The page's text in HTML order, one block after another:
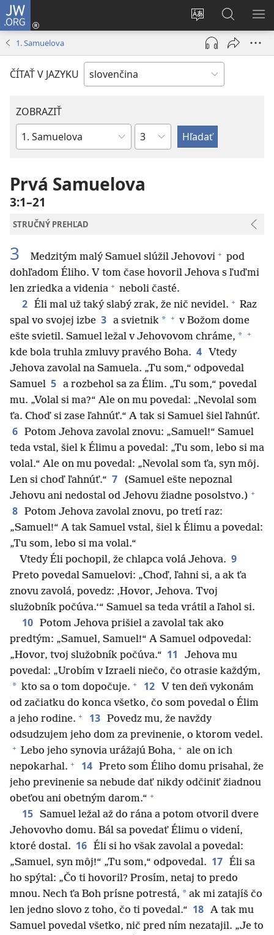
JW.ORG
Zmeniť
jazyk
stránky
Prihlásiť
sa
(otvorí
okno)
na
JW.ORG
1. Samuelova
ČÍTAŤ V JAZYKU
ZOBRAZIŤ
Biblická
Kapitola
Prvá Samuelova
3:1–21
STRUČNÝ PREHĽAD
3 Medzitým malý Samuel slúžil Jehovovi + pod
dohľadom Éliho. V tom čase hovoril Jehova s ľuďmi
len zriedka a videnia + neboli časté.
2 Éli mal už taký slabý zrak, že nič nevidel. + Raz
spal vo svojej izbe 3 a svietnik * + v Božom dome
ešte svietil. Samuel ležal v Jehovovom chráme, * +
kde bola truhla zmluvy pravého Boha. 4
Vtedy
Jehova zavolal na Samuela. „Tu som,“ odpovedal
Samuel 5 a rozbehol sa za Élim. „Tu som,“ povedal
mu. „Volal si ma?“ Ale on mu povedal: „Nevolal som
ťa. Choď si zase ľahnúť.“ A tak si Samuel šiel ľahnúť.
6 Potom Jehova zavolal znovu: „Samuel!“ Samuel
teda vstal, šiel k Élimu a povedal: „Tu som, lebo si ma
volal.“ Ale on mu povedal: „Nevolal som ťa, syn môj.
Len si choď ľahnúť.“ 7
(Samuel ešte nepoznal
Jehovu ani nedostal od Jehovu žiadne posolstvo.) +
8 Potom Jehova zavolal znovu, po tretí raz:
„Samuel!“ A tak Samuel vstal, šiel k Élimu a povedal:
„Tu som, lebo si ma volal.“
Vtedy Éli pochopil, že chlapca volá Jehova. 9
Preto povedal Samuelovi: „Choď, ľahni si, a ak ťa
znovu zavolá, povedz: ‚Hovor, Jehova. Tvoj
služobník počúva.‘“ Samuel sa teda vrátil a ľahol si.
10 Potom Jehova prišiel a zavolal tak ako
predtým: „Samuel, Samuel!“ A Samuel odpovedal:
„Hovor, tvoj služobník počúva.“ 11
Jehova mu
povedal: „Urobím v Izraeli niečo, čo otrasie každým,
* kto sa o tom dopočuje. + 12
V ten deň vykonám
od začiatku do konca všetko, čo som povedal o Élim
a jeho rodine. + 13 Povedz mu, že navždy
odsudzujem jeho dom za previnenie, o ktorom vedel.
+ Lebo jeho synovia urážajú Boha, + ale on ich
nepokarhal. + 14 Preto som Éliho domu prisahal, že
jeho previnenie sa nebude dať nikdy odčiniť žiadnou
obeťou ani obetným darom.“ +
15 Samuel ležal až do rána a potom otvoril dvere
Jehovovho domu. Bál sa povedať Élimu o videní,
ktoré dostal. 16 Éli si ho však zavolal a povedal:
„Samuel, syn môj!“ „Tu som,“ odpovedal. 17 Éli sa
ho spýtal: „Čo ti hovoril? Prosím, netaj to predo
mnou. Nech ťa Boh prísne potrestá, * ak mi zatajíš čo
len jedno slovo z toho, čo ti povedal.“ 18 A tak mu
Samuel povedal všetko, nič pred ním nezatajil. „Je to